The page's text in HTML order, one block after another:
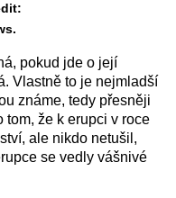
pokud jde o její
Vlastně to je nejmladší
známe, tedy přesněji
tom, že k erupci v roce
ale nikdo netušil,
se vedly vášnivé